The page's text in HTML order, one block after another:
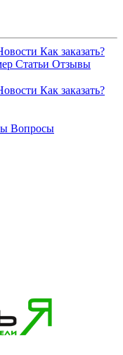
Как заказать?
Статьи Отзывы
Как заказать?
Вопросы